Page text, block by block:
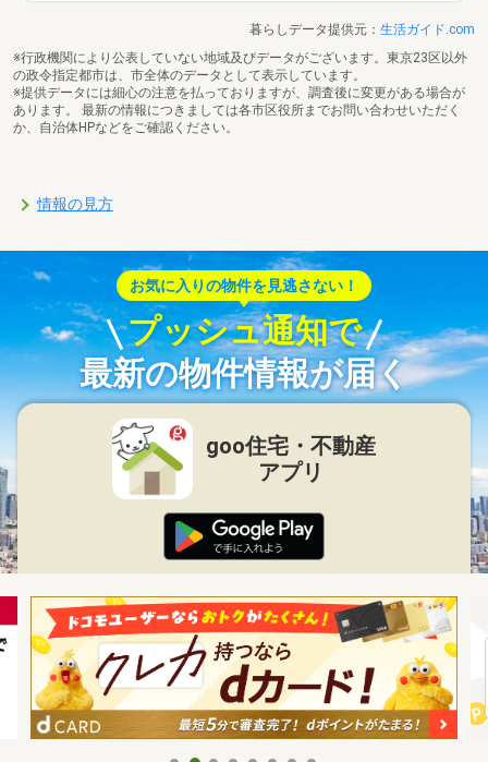
暮らしデータ提供元： 生活ガイド.com
※行政機関により公表していない地域及びデータがございます。東京23区以外
の政令指定都市は、市全体のデータとして表示しています。
※提供データには細心の注意を払っておりますが、調査後に変更がある場合が
あります。 最新の情報につきましては各市区役所までお問い合わせいただく
か、自治体HPなどをご確認ください。
情報の見方
お気に入りの物件を見逃さない！
プッシュ通知で
最新の物件情報が届く
goo住宅・不動産
アプリ